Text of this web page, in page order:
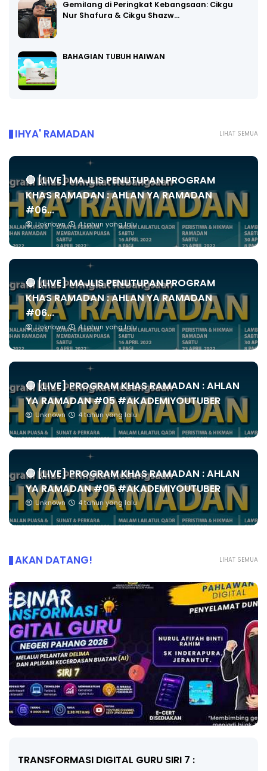
Gemilang di Peringkat Kebangsaan: Cikgu
Nur Shafura & Cikgu Shazw…
BAHAGIAN TUBUH HAIWAN
LIHAT SEMUA
IHYA' RAMADAN
🔴 [LIVE] MAJLIS PENUTUPAN PROGRAM
KHAS RAMADAN : AHLAN YA RAMADAN
#06...
Unknown 4 tahun yang lalu
🔴 [LIVE] MAJLIS PENUTUPAN PROGRAM
KHAS RAMADAN : AHLAN YA RAMADAN
#06...
Unknown 4 tahun yang lalu
🔴 [LIVE] PROGRAM KHAS RAMADAN : AHLAN
YA RAMADAN #05 #AKADEMIYOUTUBER
Unknown 4 tahun yang lalu
🔴 [LIVE] PROGRAM KHAS RAMADAN : AHLAN
YA RAMADAN #05 #AKADEMIYOUTUBER
Unknown 4 tahun yang lalu
LIHAT SEMUA
AKAN DATANG!
TRANSFORMASI DIGITAL GURU SIRI 7 :